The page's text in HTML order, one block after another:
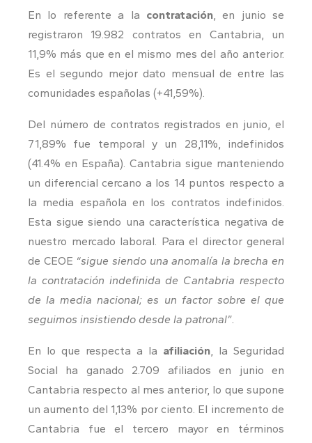
En lo referente a la contratación, en junio se
registraron 19.982 contratos en Cantabria, un
11,9% más que en el mismo mes del año anterior.
Es el segundo mejor dato mensual de entre las
comunidades españolas (+41,59%).
Del número de contratos registrados en junio, el
71,89% fue temporal y un 28,11%, indefinidos
(41.4% en España). Cantabria sigue manteniendo
un diferencial cercano a los 14 puntos respecto a
la media española en los contratos indefinidos.
Esta sigue siendo una característica negativa de
nuestro mercado laboral. Para el director general
de CEOE “sigue siendo una anomalía la brecha en
la contratación indefinida de Cantabria respecto
de la media nacional; es un factor sobre el que
seguimos insistiendo desde la patronal”.
En lo que respecta a la afiliación , la Seguridad
Social ha ganado 2.709 afiliados en junio en
Cantabria respecto al mes anterior, lo que supone
un aumento del 1,13% por ciento. El incremento de
Cantabria fue el tercero mayor en términos